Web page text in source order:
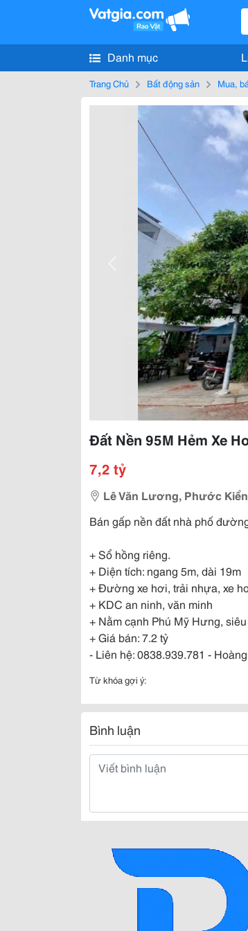
Danh mục
Trang Chủ Bất động sản Mua,
Đất Nền 95M Hẻm Xe
7,2 tỷ
Lê Văn Lương, Phước
Bán gấp nền đất nhà phố
+ Sổ hồng riêng.
+ Diện tích: ngang 5m, dài 19m
+ Đường xe hơi, trải nhựa, xe
+ KDC an ninh, văn minh
+ Nằm cạnh Phú Mỹ Hưng,
+ Giá bán: 7.2 tỷ
- Liên hệ: 0838.939.781 -
Từ khóa gợi ý:
Bình luận